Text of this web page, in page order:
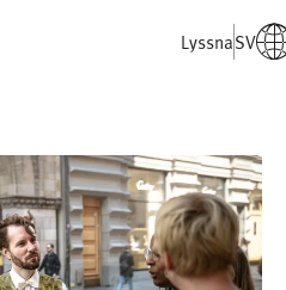
LyssnaSV